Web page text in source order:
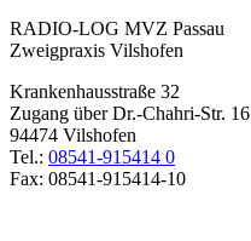
RADIO-LOG MVZ Passau
Zweigpraxis Vilshofen
Krankenhausstraße 32
Zugang über Dr.-Chahri-Str. 16
94474 Vilshofen
Tel.: 08541-915414 0
Fax: 08541-915414-10